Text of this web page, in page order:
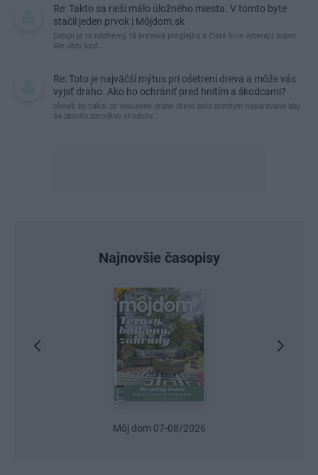
Re: Takto sa rieši málo úložného miesta. V tomto byte
stačil jeden prvok | Môjdom.sk
Dizajn je to nádherný, tá brezová preglejka a čisté línie vyzerajú super.
Ale vždy, keď…
Re: Toto je najväčší mýtus pri ošetrení dreva a môže vás
vyjsť draho. Ako ho ochrániť pred hnitím a škodcami?
clovek by cakal ze vysusene drahe drevo bolo predtym naparovane aby
sa zbavilo zarodkov skodcov...
Najnovšie časopisy
Môj dom 07-08/2026